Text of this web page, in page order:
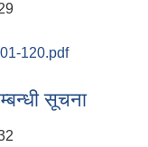
120.pdf
सूचना